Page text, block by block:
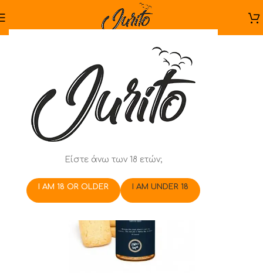
Είστε άνω των 18 ετών;
I AM 18 OR OLDER I AM UNDER 18